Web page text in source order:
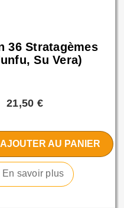
36 Stratagèmes
Su Vera)
21,50 €
AJOUTER AU PANIER
En savoir plus